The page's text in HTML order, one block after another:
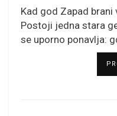
Kad god Zapad
Postoji jedna stara
se uporno ponavlja: